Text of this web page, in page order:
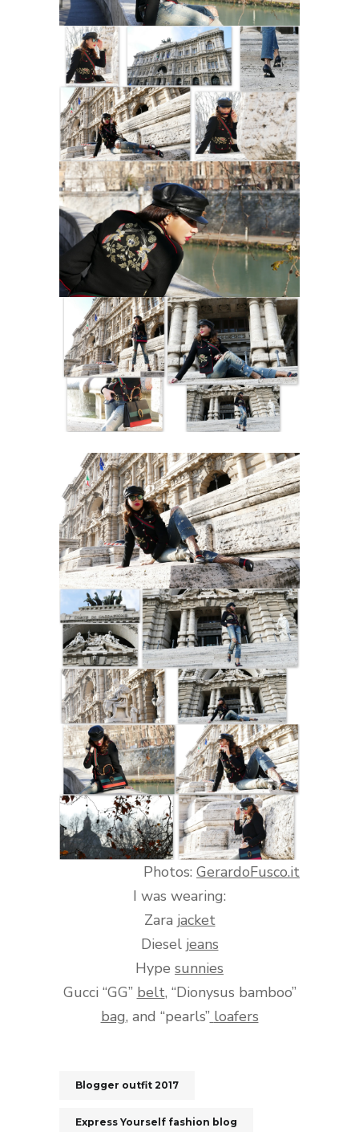
Photos: GerardoFusco.it
I was wearing:
Zara jacket
Diesel jeans
Hype sunnies
Gucci “GG” belt, “Dionysus bamboo”
bag, and “pearls” loafers
Blogger outfit 2017
Express Yourself fashion blog